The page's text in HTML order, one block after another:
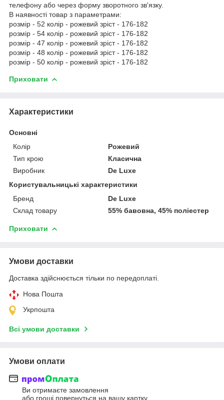
телефону або через форму зворотного зв'язку.
В наявності товар з параметрами:
розмір - 52 колір - рожевий зріст - 176-182
розмір - 54 колір - рожевий зріст - 176-182
розмір - 47 колір - рожевий зріст - 176-182
розмір - 48 колір - рожевий зріст - 176-182
розмір - 50 колір - рожевий зріст - 176-182
Приховати
Характеристики
Основні
Колір
Рожевий
Тип крою
Класична
Виробник
De Luxe
Користувальницькі характеристики
Бренд
De Luxe
Склад товару
55% бавовна, 45% поліестер
Приховати
Умови доставки
Доставка здійснюється тільки по передоплаті.
Нова Пошта
Укрпошта
Всі умови доставки
Умови оплати
Ви отримаєте замовлення
або гроші повернуться на вашу картку